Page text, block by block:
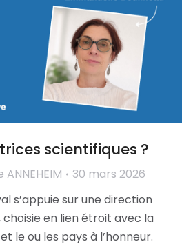
scientifiques ?
ANNEHEIM
30 mars 2026
s’appuie sur une direction
en lien étroit avec la
le ou les pays à l’honneur.